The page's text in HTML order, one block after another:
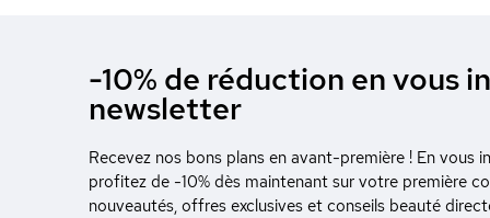
-10% de réduction en vous
newsletter
Recevez nos bons plans en avant-première ! En vous
profitez de -10% dès maintenant sur votre première
nouveautés, offres exclusives et conseils beauté